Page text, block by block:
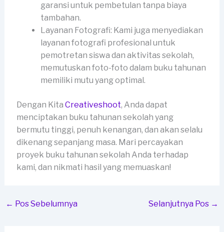
garansi untuk pembetulan tanpa biaya
tambahan.
Layanan Fotografi: Kami juga menyediakan
layanan fotografi profesional untuk
pemotretan siswa dan aktivitas sekolah,
memutuskan foto-foto dalam buku tahunan
memiliki mutu yang optimal.
Dengan Kita Creativeshoot, Anda dapat
menciptakan buku tahunan sekolah yang
bermutu tinggi, penuh kenangan, dan akan selalu
dikenang sepanjang masa. Mari percayakan
proyek buku tahunan sekolah Anda terhadap
kami, dan nikmati hasil yang memuaskan!
← Pos Sebelumnya Selanjutnya Pos →